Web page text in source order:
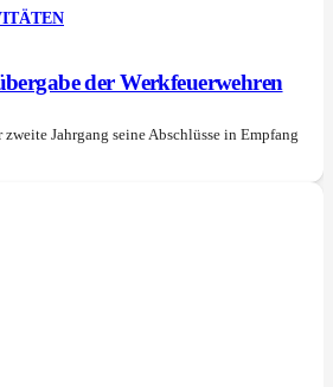
der Werkfeuerwehren
Jahrgang seine Abschlüsse in Empfang